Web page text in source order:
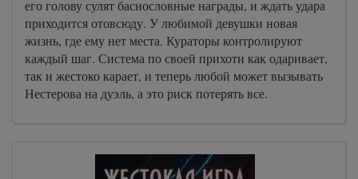
его голову сулят баснословные награды, и ждать удара
приходится отовсюду. У любимой девушки новая
жизнь, где ему нет места. Кураторы контролируют
каждый шаг. Система по своей прихоти как одаривает,
так и жестоко карает, и теперь любой может вызывать
Нестерова на дуэль, а это риск потерять все.